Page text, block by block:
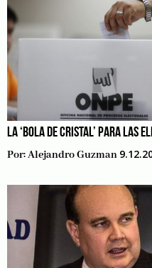
LA ‘BOLA DE CRISTAL’ PARA LAS
Por:Alejandro Guzman